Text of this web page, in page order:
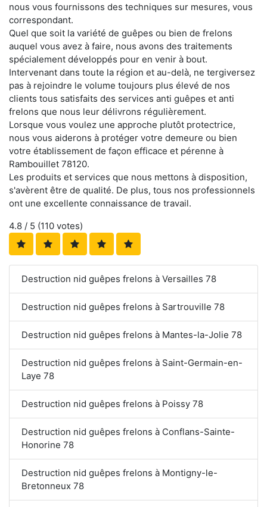
nous vous fournissons des techniques sur mesures, vous
correspondant.
Quel que soit la variété de guêpes ou bien de frelons
auquel vous avez à faire, nous avons des traitements
spécialement développés pour en venir à bout.
Intervenant dans toute la région et au-delà, ne tergiversez
pas à rejoindre le volume toujours plus élevé de nos
clients tous satisfaits des services anti guêpes et anti
frelons que nous leur délivrons régulièrement.
Lorsque vous voulez une approche plutôt protectrice,
nous vous aiderons à protéger votre demeure ou bien
votre établissement de façon efficace et pérenne à
Rambouillet 78120.
Les produits et services que nous mettons à disposition,
s'avèrent être de qualité. De plus, tous nos professionnels
ont une excellente connaissance de travail.
4.8 / 5 (110 votes)
Destruction nid guêpes frelons à Versailles 78
Destruction nid guêpes frelons à Sartrouville 78
Destruction nid guêpes frelons à Mantes-la-Jolie 78
Destruction nid guêpes frelons à Saint-Germain-en-
Laye 78
Destruction nid guêpes frelons à Poissy 78
Destruction nid guêpes frelons à Conflans-Sainte-
Honorine 78
Destruction nid guêpes frelons à Montigny-le-
Bretonneux 78